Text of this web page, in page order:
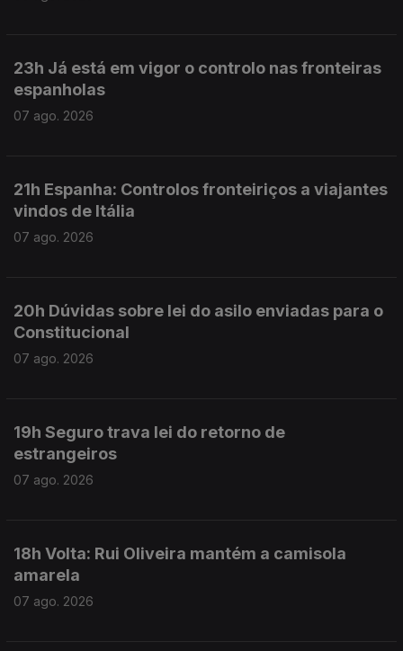
23h Já está em vigor o controlo nas fronteiras
espanholas
07 ago. 2026
21h Espanha: Controlos fronteiriços a viajantes
vindos de Itália
07 ago. 2026
20h Dúvidas sobre lei do asilo enviadas para o
Constitucional
07 ago. 2026
19h Seguro trava lei do retorno de
estrangeiros
07 ago. 2026
18h Volta: Rui Oliveira mantém a camisola
amarela
07 ago. 2026